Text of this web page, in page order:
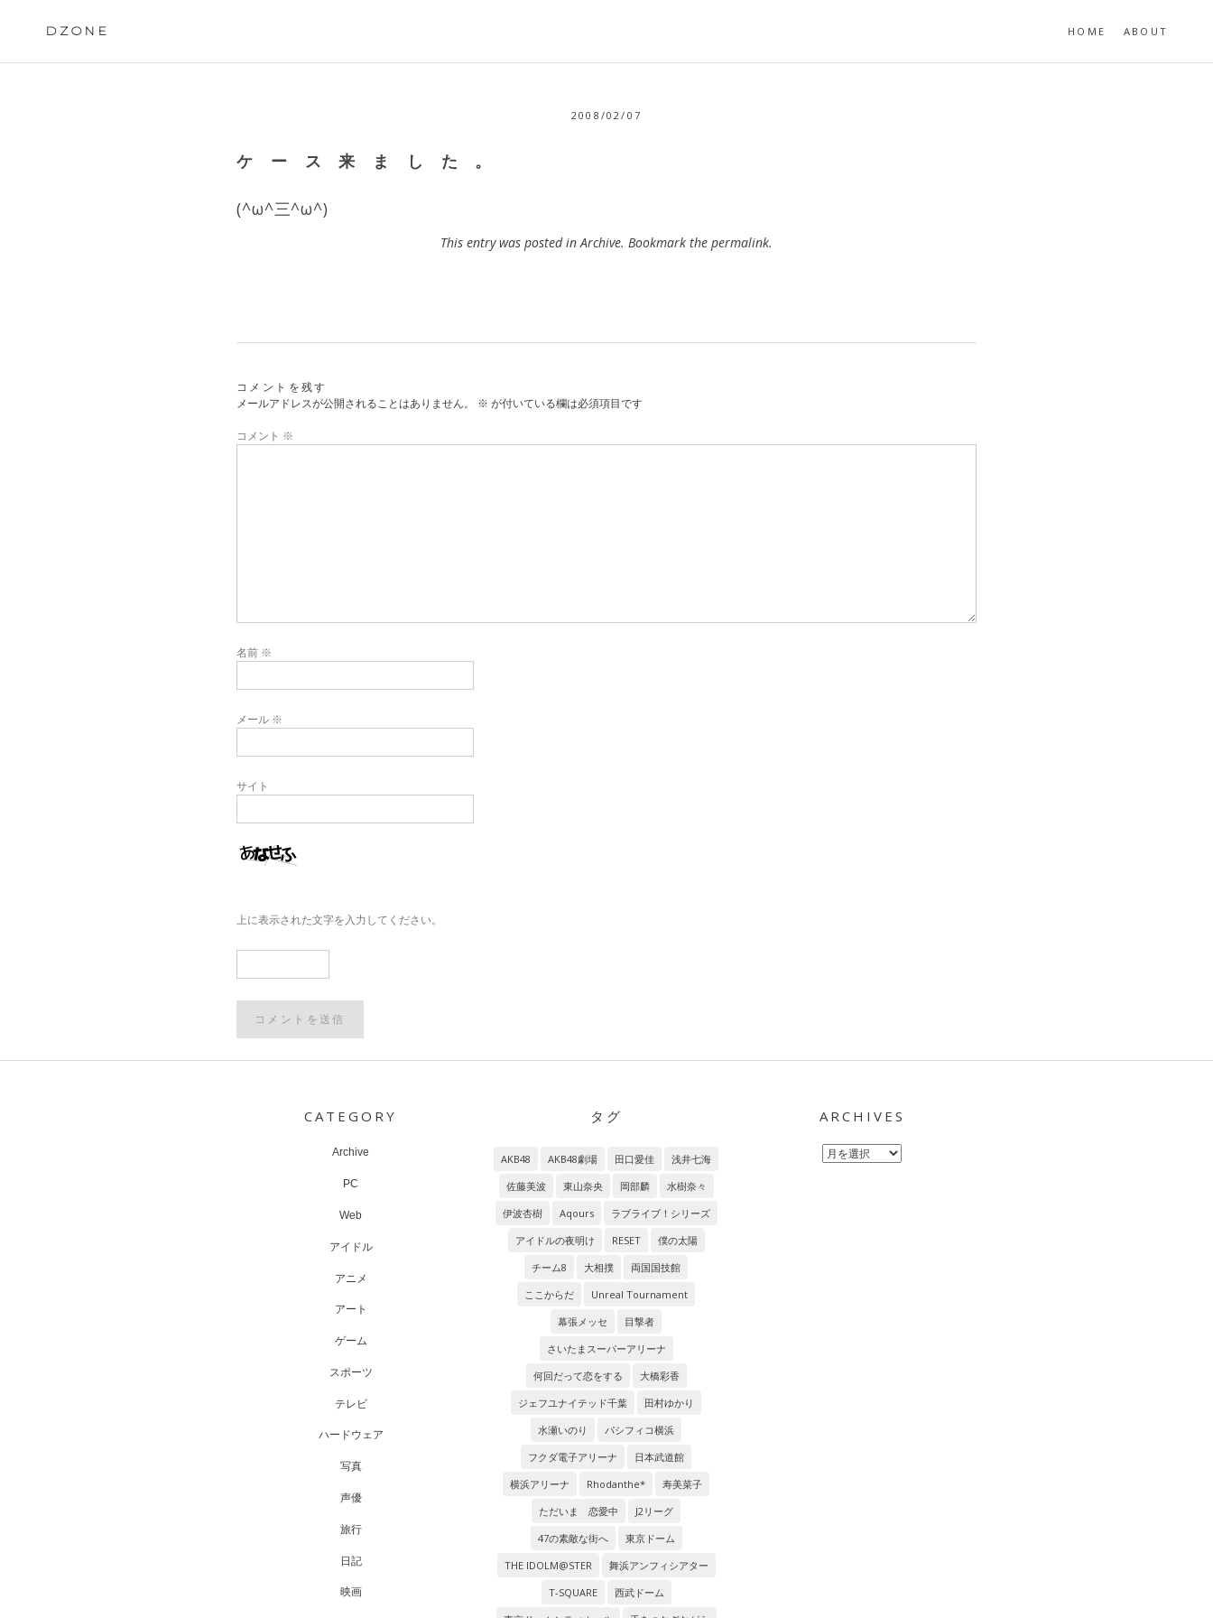
DZONE HOME ABOUT
2008/02/07
ケ ー ス 来 ま し た 。
(^ω^三^ω^)
This entry was posted inArchive. Bookmark the permalink.
コメントを残す
メールアドレスが公開されることはありません。
※ が付いている欄は必須項目です
コメント ※
名前 ※
メール ※
サイト
上に表示された文字を入力してください。
CATEGORY
Archive
PC
Web
アイドル
アニメ
アート
ゲーム
スポーツ
テレビ
ハードウェア
写真
声優
旅行
日記
映画
タグ
AKB48 AKB48劇場 田口愛佳
浅井七海
佐藤美波
東山奈央 岡部麟
水樹奈々
伊波杏樹
Aqours
ラブライブ！シリーズ
アイドルの夜明け
RESET
僕の太陽
チーム8
大相撲
両国国技館
ここからだ
Unreal Tournament
幕張メッセ
目撃者
さいたまスーパーアリーナ
何回だって恋をする
大橋彩香
ジェフユナイテッド千葉
田村ゆかり
水瀬いのり
パシフィコ横浜
フクダ電子アリーナ
日本武道館
横浜アリーナ
Rhodanthe*
寿美菜子
ただいま 恋愛中
J2リーグ
47の素敵な街へ
東京ドーム
THE IDOLM@STER
舞浜アンフィシアター
T-SQUARE
西武ドーム
ARCHIVES
Archives